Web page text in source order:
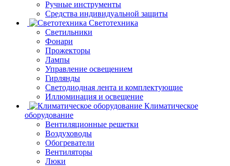
Ручные инструменты
Средства индивидуальной защиты
Светотехника
Светильники
Фонари
Прожекторы
Лампы
Управление освещением
Гирлянды
Светодиодная лента и комплектующие
Иллюминация и освещение
Климатическое
оборудование
Вентиляционные решетки
Воздуховоды
Обогреватели
Вентиляторы
Люки